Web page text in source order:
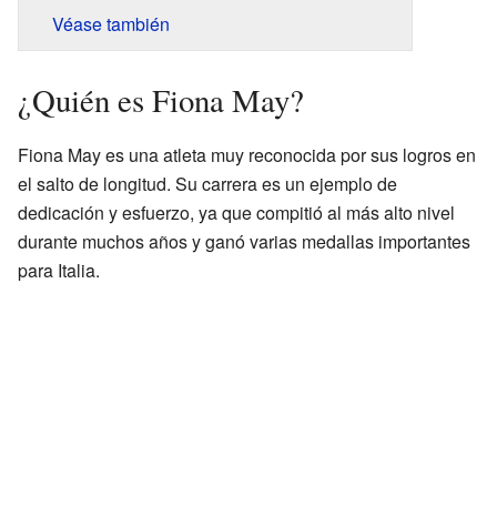
Véase también
¿Quién es Fiona May?
Fiona May es una atleta muy reconocida por sus logros en
el salto de longitud. Su carrera es un ejemplo de
dedicación y esfuerzo, ya que compitió al más alto nivel
durante muchos años y ganó varias medallas importantes
para Italia.